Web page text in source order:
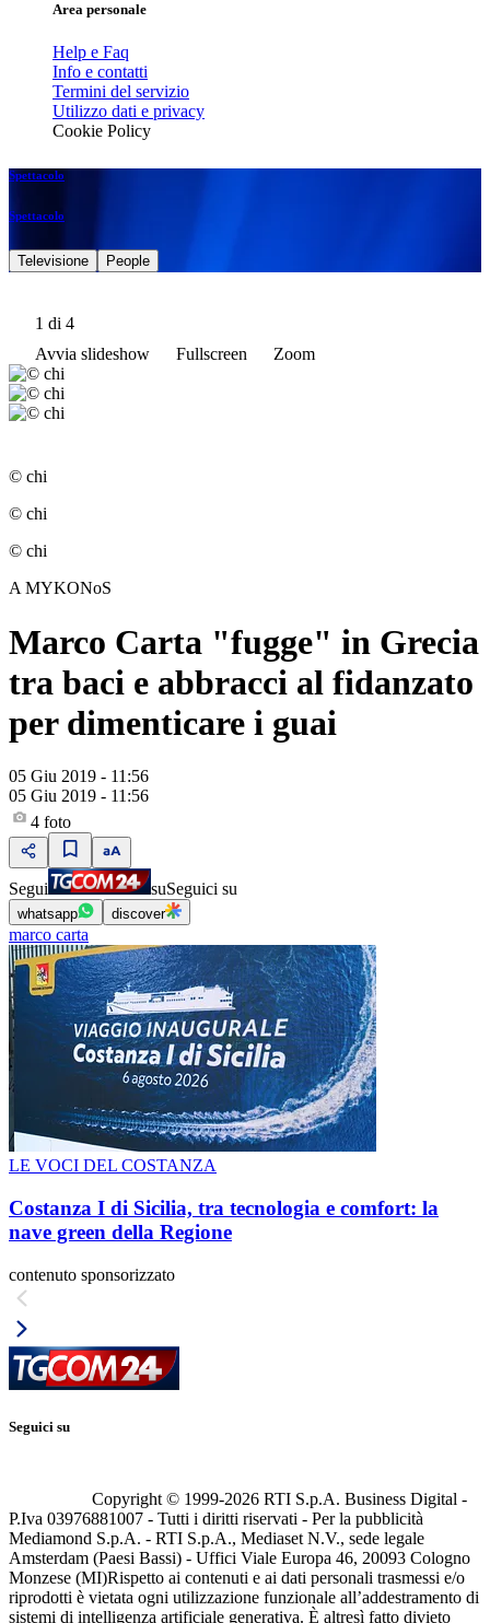
Area personale
Help e Faq
Info e contatti
Termini del servizio
Utilizzo dati e privacy
Cookie Policy
Spettacolo
Spettacolo
Televisione People
1 di 4
Avvia slideshow
Fullscreen Zoom
© chi
© chi
© chi
A MYKONoS
Marco Carta "fugge" in Grecia
tra baci e abbracci al fidanzato
per dimenticare i guai
05 Giu 2019 - 11:56
05 Giu 2019 - 11:56
4 foto
Segui suSeguici su
whatsapp discover
marco carta
LE VOCI DEL COSTANZA
Costanza I di Sicilia, tra tecnologia e comfort: la
nave green della Regione
contenuto sponsorizzato
Seguici su
Copyright © 1999-2026 RTI S.p.A. Business Digital -
P.Iva 03976881007 - Tutti i diritti riservati - Per la pubblicità
Mediamond S.p.A. - RTI S.p.A., Mediaset N.V., sede legale
Amsterdam (Paesi Bassi) - Uffici Viale Europa 46, 20093 Cologno
Monzese (MI)Rispetto ai contenuti e ai dati personali trasmessi e/o
riprodotti è vietata ogni utilizzazione funzionale all’addestramento di
sistemi di intelligenza artificiale generativa. È altresì fatto divieto